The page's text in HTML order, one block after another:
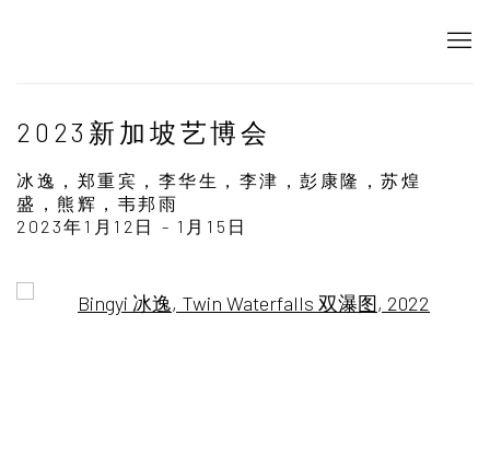
2023新加坡艺博会
冰逸，郑重宾，李华生，李津，彭康隆，苏煌
盛，熊辉，韦邦雨
2023年1月12日 - 1月15日
Open a larger version of the following image in a popup: